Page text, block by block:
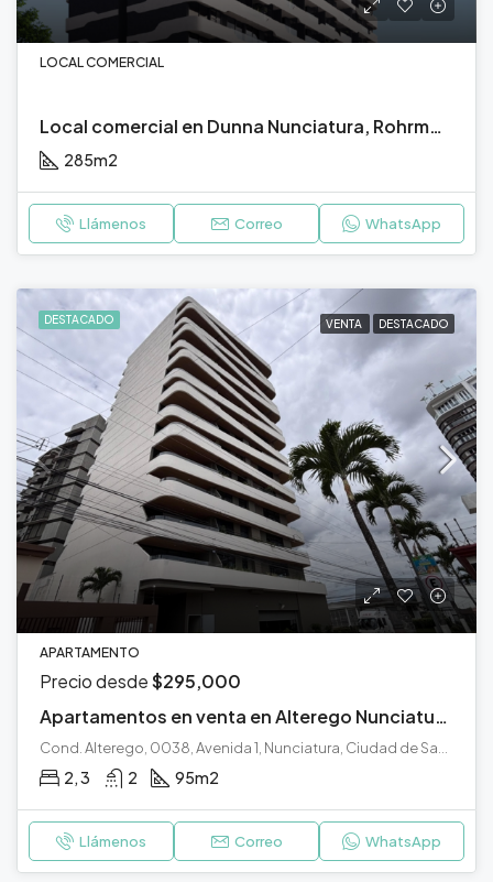
LOCAL COMERCIAL
Local comercial en Dunna Nunciatura, Rohrmoser, San José.
285m2
Llámenos Correo WhatsApp
DESTACADO VENTA DESTACADO
APARTAMENTO
Precio desde$295,000
Apartamentos en venta en Alterego Nunciatura, Rohrmoser, San José.
2, 3 2 95m2
Llámenos Correo WhatsApp